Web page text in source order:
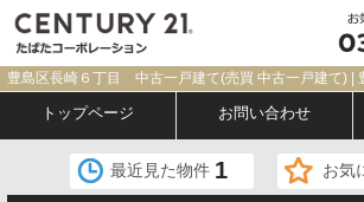
豊島区長崎６丁目 中古一戸建て(売買 中古一戸建て) |
トップページ お問い合わせ
最近見た物件 1 お気